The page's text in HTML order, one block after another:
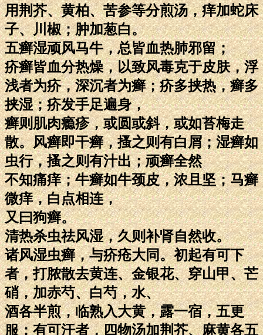
用荆芥、黄柏、苦参等分煎汤，痒加蛇床
子、川椒；肿加葱白。
五癣湿顽风马牛，总皆血热肺邪留；
疥癣皆血分热燥，以致风毒克于皮肤，浮
浅者为疥，深沉者为癣；疥多挟热，癣多
挟湿；疥发手足遍身，
癣则肌肉瘾疹，或圆或斜，或如苔梅走
散。风癣即干癣，搔之则有白屑；湿癣如
虫行，搔之则有汁出；顽癣全然
不知痛痒；牛癣如牛颈皮，浓且坚；马癣
微痒，白点相连，
又曰狗癣。
清热杀虫祛风湿，久则补肾自然收。
诸风湿虫癣，与疥疮大同。初起有可下
者，打脓散去黄连、金银花、穿山甲、芒
硝，加赤芍、白芍，水、
酒各半煎，临熟入大黄，露一宿，五更
服；有可汗者，四物汤加荆芥、麻黄各五